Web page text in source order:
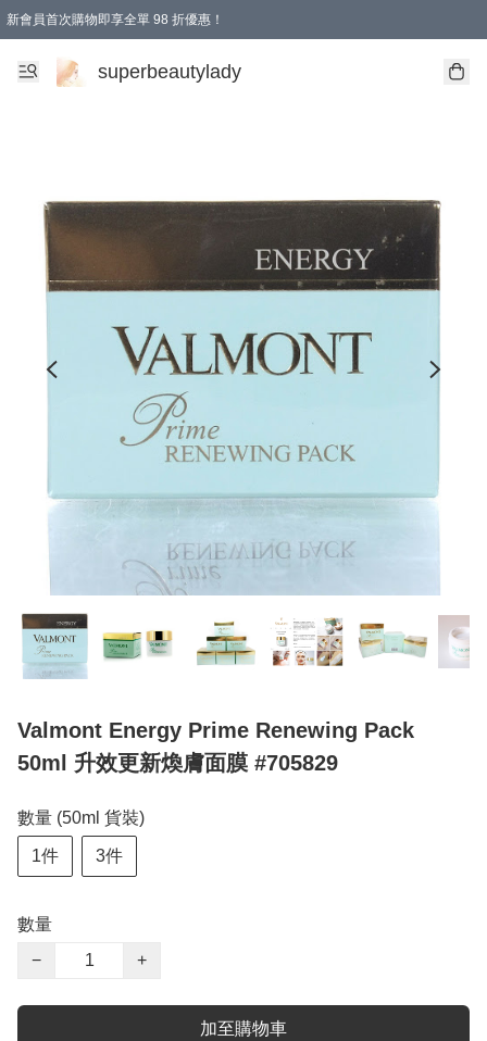
新會員首次購物即享全單 98 折優惠！
會員折扣優惠
superbeautylady
Valmont Energy Prime Renewing Pack
50ml 升效更新煥膚面膜 #705829
數量 (50ml 貨裝)
1件 3件
數量
−
+
加至購物車